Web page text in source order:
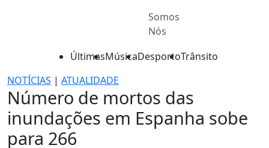
Somos
Nós
ÚltimasMúsicaDesportoTrânsito
NOTÍCIAS | ATUALIDADE
Número de mortos das
inundações em Espanha sobe
para 266